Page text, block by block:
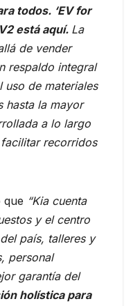
todos. ‘EV for
está aquí. La
de vender
respaldo integral
uso de materiales
hasta la mayor
a lo largo
recorridos
que “Kia cuenta
y el centro
país, talleres y
personal
garantía del
holística para